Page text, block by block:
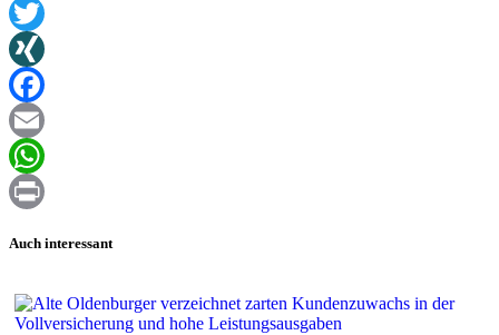
Twitter
XING
Facebook
Email
WhatsApp
Auch interessant